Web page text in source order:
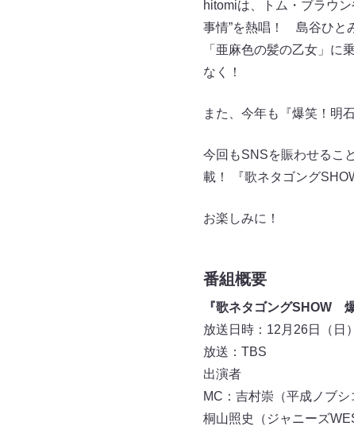
hitomiは、トム・ブラウ
事情”を熱唱！ 島谷ひと
「亜麻色の髪の乙女」に
なく！
また、今年も『爆笑！明
今回もSNSを賑わせるこ
載！ 『歌ネタゴング
お楽しみに！
番組概要
『歌ネタゴングSHOW
放送日時：12月26日（日
放送：TBS
出演者
MC：吉村崇（平成ノブシ
桐山照史（ジャニーズ